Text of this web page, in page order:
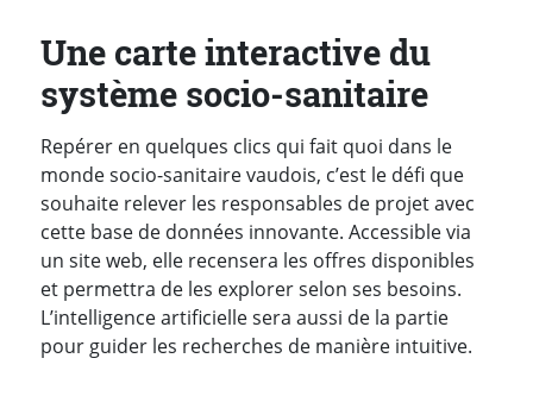
Une carte interactive du
système socio-sanitaire
Repérer en quelques clics qui fait quoi dans le
monde socio-sanitaire vaudois, c’est le défi que
souhaite relever les responsables de projet avec
cette base de données innovante. Accessible via
un site web, elle recensera les offres disponibles
et permettra de les explorer selon ses besoins.
L’intelligence artificielle sera aussi de la partie
pour guider les recherches de manière intuitive.